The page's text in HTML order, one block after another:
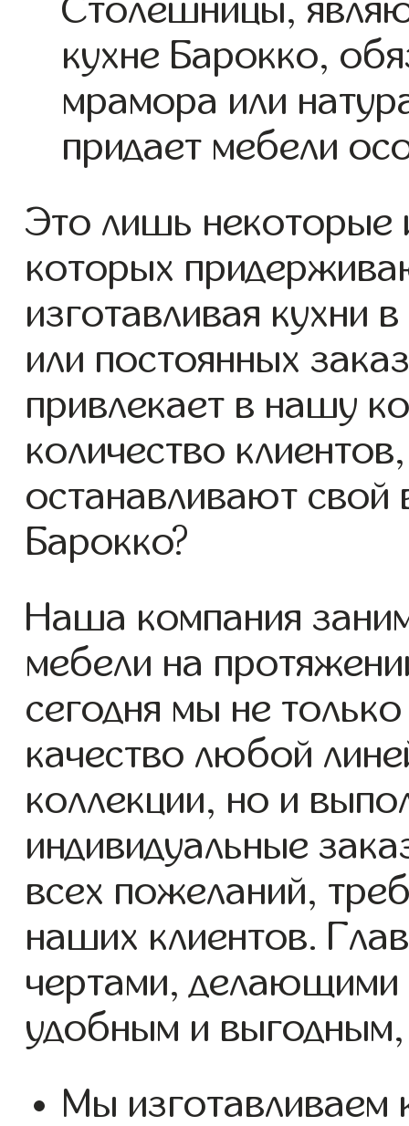
Столешницы,
кухне Барокко,
мрамора или
придает мебели
Это лишь некоторые
которых
изготавливая кухни
или постоянных
привлекает в нашу
количество
останавливают свой
Барокко?
Наша компания
мебели на
сегодня мы не
качество любой
коллекции, но и
индивидуальные
всех пожеланий,
наших клиентов.
чертами, делающими
удобным и выгодным,
Мы изготавливаем